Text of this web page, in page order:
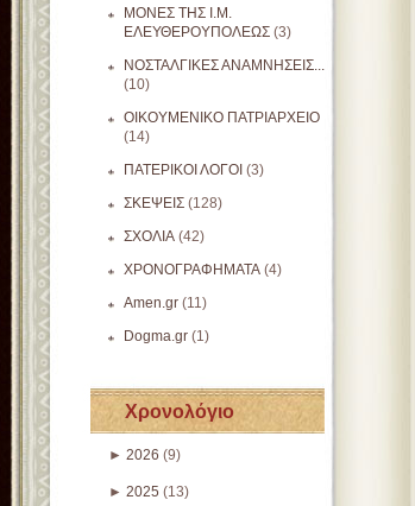
ΜΟΝΕΣ ΤΗΣ Ι.Μ.
ΕΛΕΥΘΕΡΟΥΠΟΛΕΩΣ (3)
ΝΟΣΤΑΛΓΙΚΕΣ ΑΝΑΜΝΗΣΕΙΣ...
(10)
ΟΙΚΟΥΜΕΝΙΚΟ ΠΑΤΡΙΑΡΧΕΙΟ
(14)
ΠΑΤΕΡΙΚΟΙ ΛΟΓΟΙ (3)
ΣΚΕΨΕΙΣ (128)
ΣΧΟΛΙΑ (42)
ΧΡΟΝΟΓΡΑΦΗΜΑΤΑ (4)
Amen.gr (11)
Dogma.gr (1)
Χρονολόγιο
► 2026 (9)
► 2025 (13)